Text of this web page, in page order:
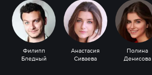
Филипп
Бледный
Анастасия
Сиваева
Полина
Денисова